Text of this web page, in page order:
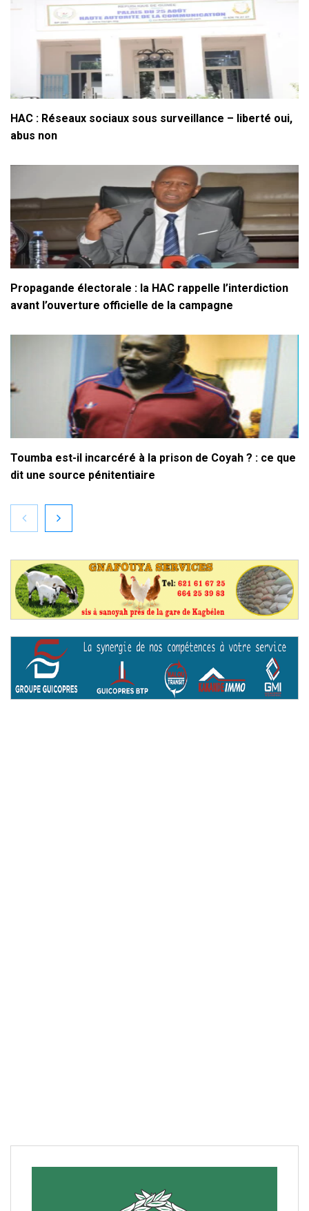
HAC : Réseaux sociaux sous surveillance – liberté oui,
abus non
Propagande électorale : la HAC rappelle l’interdiction
avant l’ouverture officielle de la campagne
Toumba est-il incarcéré à la prison de Coyah ? : ce que
dit une source pénitentiaire